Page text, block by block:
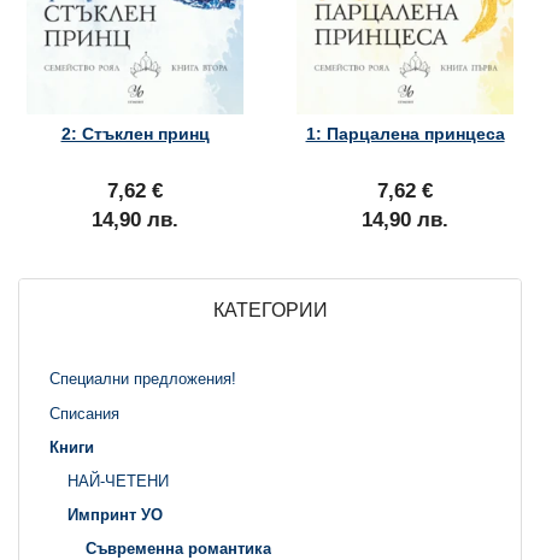
2: Стъклен принц
7,62 €
14,90 лв.
1: Парцалена принцеса
7,62 €
14,90 лв.
КАТЕГОРИИ
Специални предложения!
Списания
Книги
НАЙ-ЧЕТЕНИ
Импринт УО
Съвременна романтика